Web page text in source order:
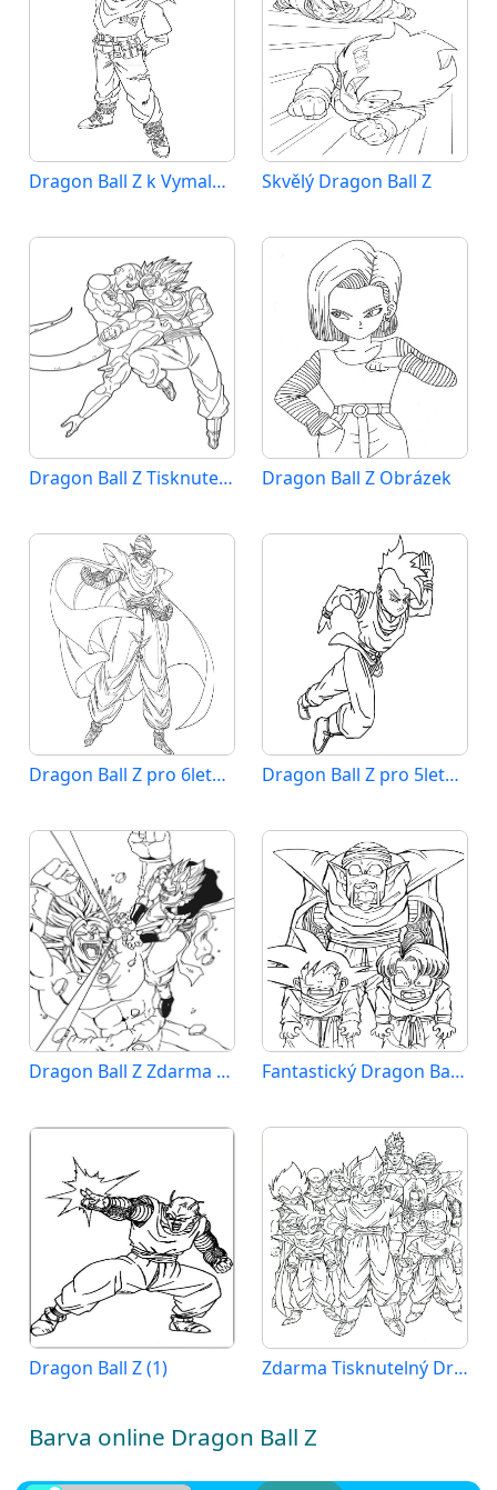
Dragon Ball Z k Vymalování Skvělý Dragon Ball Z
Dragon Ball Z Tisknutelný Zdarma Dragon Ball Z Obrázek
Dragon Ball Z pro 6leté Děti Dragon Ball Z pro 5leté Děti
Dragon Ball Z Zdarma pro Děti Fantastický Dragon Ball Z
Dragon Ball Z (1) Zdarma Tisknutelný Dragon Ball Z
Barva online Dragon Ball Z